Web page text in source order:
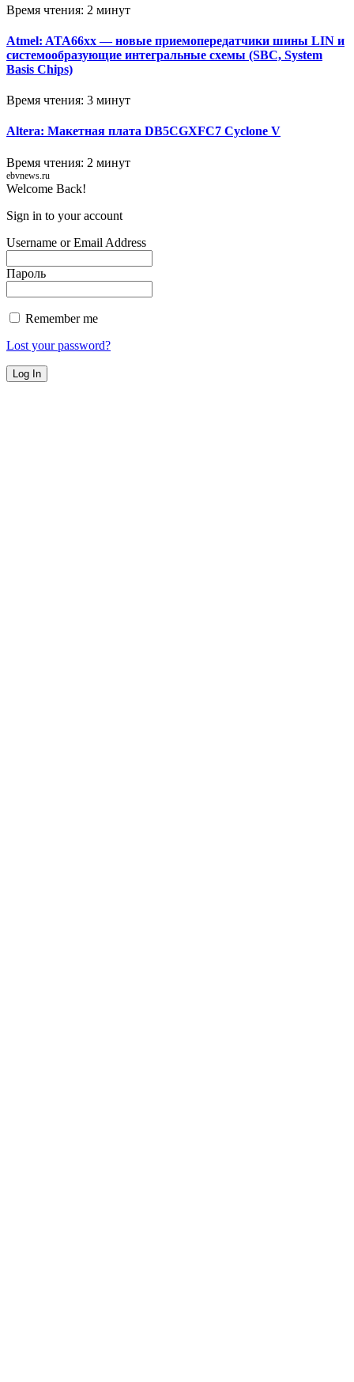
Время чтения: 2 минут
Atmel: ATA66xx — новые приемопередатчики шины LIN и
системообразующие интегральные схемы (SBC, System
Basis Chips)
Время чтения: 3 минут
Altera: Макетная плата DB5CGXFC7 Cyclone V
Время чтения: 2 минут
ebvnews.ru
Welcome Back!
Sign in to your account
Username or Email Address
Пароль
Remember me
Lost your password?